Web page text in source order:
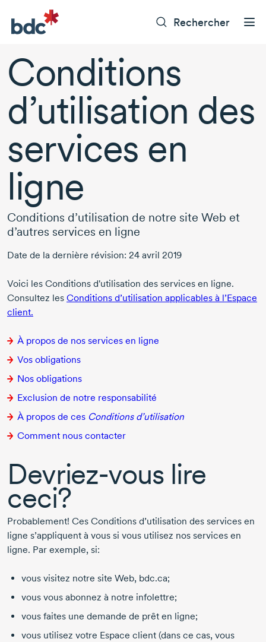
Rechercher
Conditions
d’utilisation des
services en
ligne
Conditions d’utilisation de notre site Web et
d’autres services en ligne
Date de la dernière révision: 24 avril 2019
Voici les Conditions d'utilisation des services en ligne.
Consultez les Conditions d’utilisation applicables à l’Espace
client.
À propos de nos services en ligne
Vos obligations
Nos obligations
Exclusion de notre responsabilité
À propos de ces Conditions d’utilisation
Comment nous contacter
Devriez-vous lire
ceci?
Probablement! Ces Conditions d’utilisation des services en
ligne s’appliquent à vous si vous utilisez nos services en
ligne. Par exemple, si:
vous visitez notre site Web, bdc.ca;
vous vous abonnez à notre infolettre;
vous faites une demande de prêt en ligne;
vous utilisez votre Espace client (dans ce cas, vous